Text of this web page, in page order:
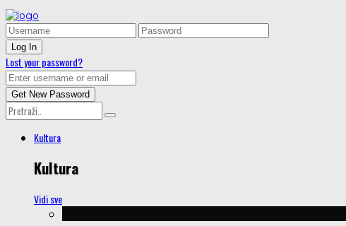
Lost your password?
Kultura
Kultura
Vidi sve